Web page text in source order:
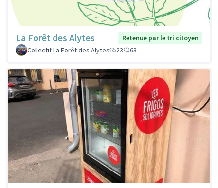
La Forêt des Alytes
Retenue par le tri citoyen
Collectif La Forêt des Alytes
23 63